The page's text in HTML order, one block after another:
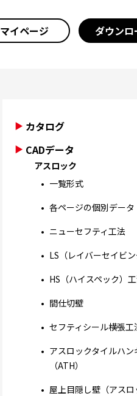
マイページ ダウンロ
カタログ
CADデータ
アスロック
一覧形式
各ページの個別データ
ニューセフティ工法
LS（レイバーセイビ
HS（ハイスペック）
間仕切壁
セフティシール横張工
アスロックタイルハン
（ATH）
屋上目隠し壁（アスロ